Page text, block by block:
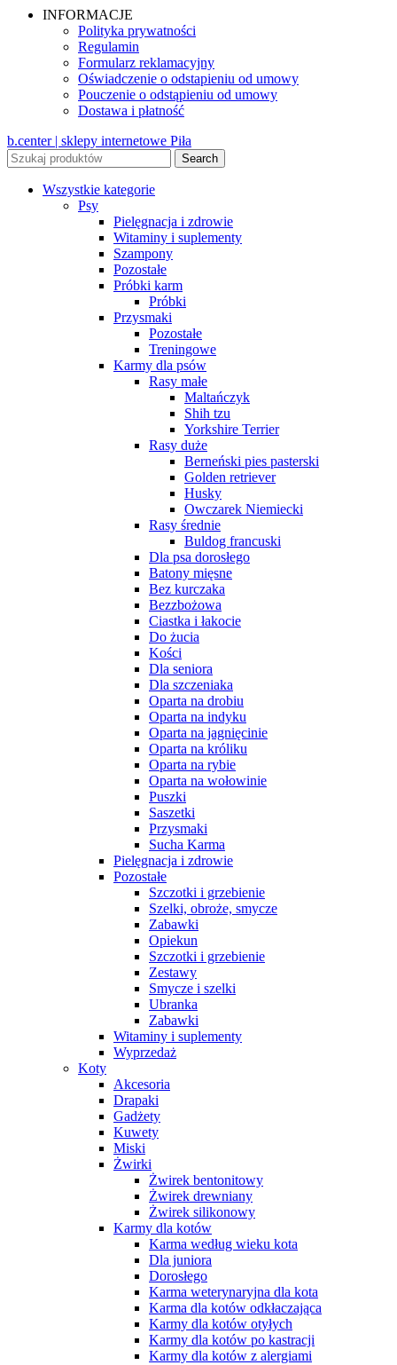
INFORMACJE
Polityka prywatności
Regulamin
Formularz reklamacyjny
Oświadczenie o odstapieniu od umowy
Pouczenie o odstąpieniu od umowy
Dostawa i płatność
b.center | sklepy internetowe Piła
Search
Wszystkie kategorie
Psy
Pielęgnacja i zdrowie
Witaminy i suplementy
Szampony
Pozostałe
Próbki karm
Próbki
Przysmaki
Pozostałe
Treningowe
Karmy dla psów
Rasy małe
Maltańczyk
Shih tzu
Yorkshire Terrier
Rasy duże
Berneński pies pasterski
Golden retriever
Husky
Owczarek Niemiecki
Rasy średnie
Buldog francuski
Dla psa dorosłego
Batony mięsne
Bez kurczaka
Bezzbożowa
Ciastka i łakocie
Do żucia
Kości
Dla seniora
Dla szczeniaka
Oparta na drobiu
Oparta na indyku
Oparta na jagnięcinie
Oparta na króliku
Oparta na rybie
Oparta na wołowinie
Puszki
Saszetki
Przysmaki
Sucha Karma
Pielęgnacja i zdrowie
Pozostałe
Szczotki i grzebienie
Szelki, obroże, smycze
Zabawki
Opiekun
Szczotki i grzebienie
Zestawy
Smycze i szelki
Ubranka
Zabawki
Witaminy i suplementy
Wyprzedaż
Koty
Akcesoria
Drapaki
Gadżety
Kuwety
Miski
Żwirki
Żwirek bentonitowy
Żwirek drewniany
Żwirek silikonowy
Karmy dla kotów
Karma według wieku kota
Dla juniora
Dorosłego
Karma weterynaryjna dla kota
Karma dla kotów odkłaczająca
Karmy dla kotów otyłych
Karmy dla kotów po kastracji
Karmy dla kotów z alergiami